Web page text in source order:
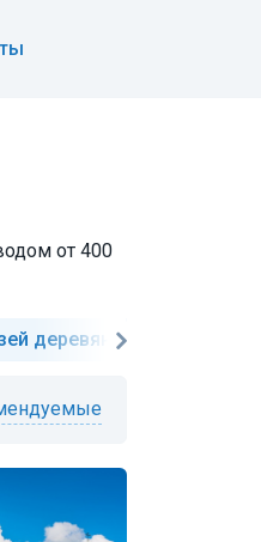
от 400
деревянного зодчества